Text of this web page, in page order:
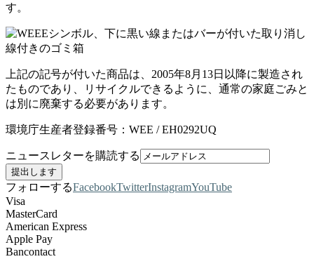
す。
上記の記号が付いた商品は、2005年8月13日以降に製造され
たものであり、リサイクルできるように、通常の家庭ごみと
は別に廃棄する必要があります。
環境庁生産者登録番号：WEE / EH0292UQ
ニュースレターを購読する
フォローするFacebookTwitterInstagramYouTube
Visa
MasterCard
American Express
Apple Pay
Bancontact